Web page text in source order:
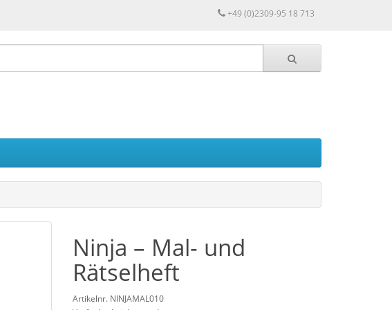
+49 (0)2309-95 18 713
Ninja – Mal- und
Rätselheft
Artikelnr. NINJAMAL010